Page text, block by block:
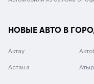
НОВЫЕ АВТО В
Актау
Астана